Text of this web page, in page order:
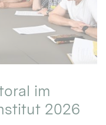
im
2026